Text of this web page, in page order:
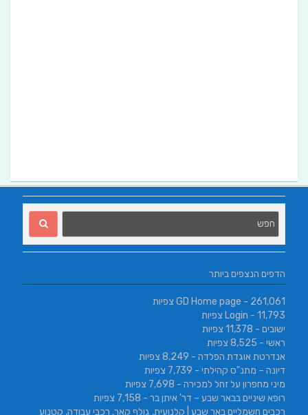
הדפים הנצפים ביותר
GD Home page - 261,061 צפיות
Login - 11,793 צפיות
ישובים - 11,378 צפיות
ראשי - 8,525 צפיות
אנדרטת אוגדת הפלדה - 8,249 צפיות
דיונה – מתנ"ס קהילתי - 7,739 צפיות
מיני מחפרון על זחל למכירה - 7,698 צפיות
רופא שיניים בבאר שבע – דר' איתן בר - 7,158 צפיות
רכבים חשמליים באר שבע | קלנועית, גולף קאר, רכבי עבודה, קטנוע